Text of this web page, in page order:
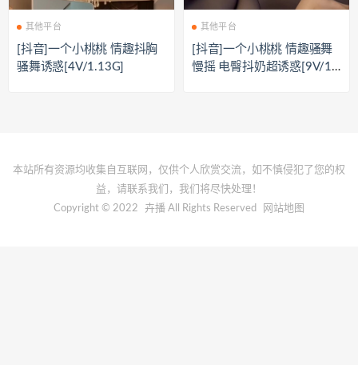
其他平台
[抖音]一个小桃桃 情趣抖胸
骚舞诱惑[4V/1.13G]
其他平台
[抖音]一个小桃桃 情趣骚舞
慢摇 电臀抖奶超诱惑[9V/1
本站所有资源均收集自互联网，仅供个人欣赏交流，如不慎侵犯了您的权
益，请联系我们，我们将尽快处理！
Copyright © 2022
卉播 All Rights Reserved 网站地图